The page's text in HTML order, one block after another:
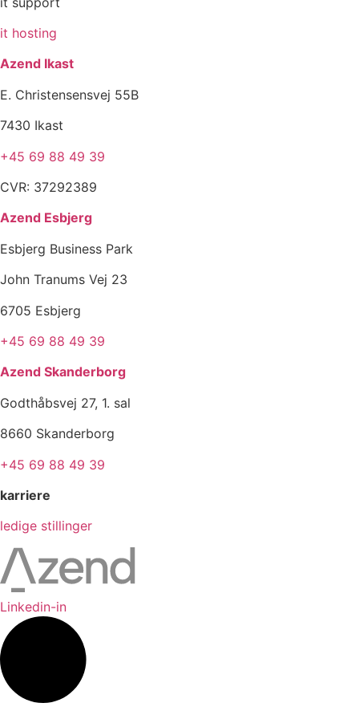
it hosting
Azend Ikast
E. Christensensvej 55B
7430 Ikast
+45 69 88 49 39
CVR: 37292389
Azend Esbjerg
Esbjerg Business Park
John Tranums Vej 23
6705 Esbjerg
+45 69 88 49 39
Azend Skanderborg
Godthåbsvej 27, 1. sal
8660 Skanderborg
+45 69 88 49 39
karriere
ledige stillinger
Linkedin-in